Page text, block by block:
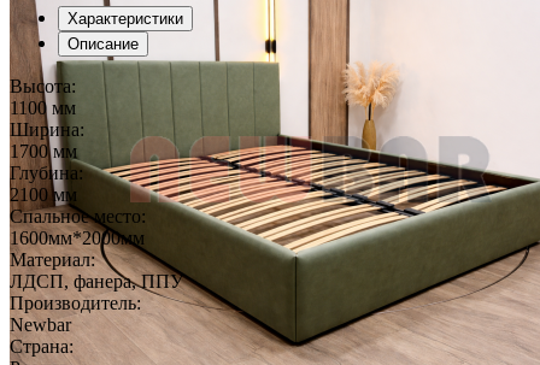
Характеристики
Описание
Высота:
1100 мм
Ширина:
1700 мм
Глубина:
2100 мм
Спальное место:
1600мм*2000мм
Материал:
ЛДСП, фанера, ППУ
Производитель:
Newbar
Страна: